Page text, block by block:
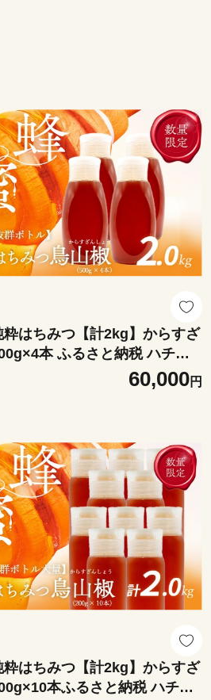
粋はちみつ【計2kg】からすざ
本 ふるさと納税 ハチミ
みつ お菓子作り おかしづく
料理 千葉 大網白里市 送料無
60,000円
粋はちみつ【計2kg】からすざ
本ふるさと納税 ハチミ